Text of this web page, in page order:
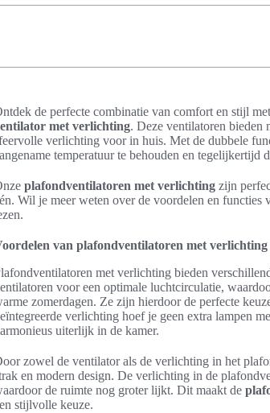
de perfecte combinatie van comfort en stijl
met verlichting. Deze ventilatoren bieden
verlichting voor in huis. Met de dubbele
temperatuur te behouden en tegelijkertijd
plafondventilatoren met verlichting zijn
Wil je meer weten over de voordelen en functies
van plafondventilatoren met verlichting
met verlichting bieden
voor een optimale luchtcirculatie,
zomerdagen. Ze zijn hierdoor de perfecte
verlichting hoef je geen extra lampen
uiterlijk in de kamer.
zowel de ventilator als de verlichting in het
en modern design. De verlichting in de
de ruimte nog groter lijkt. Dit maakt de
stijlvolle keuze.